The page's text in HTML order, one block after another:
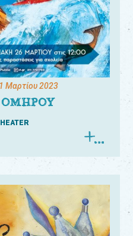
Μαρτίου 2023
ΟΜΗΡΟΥ